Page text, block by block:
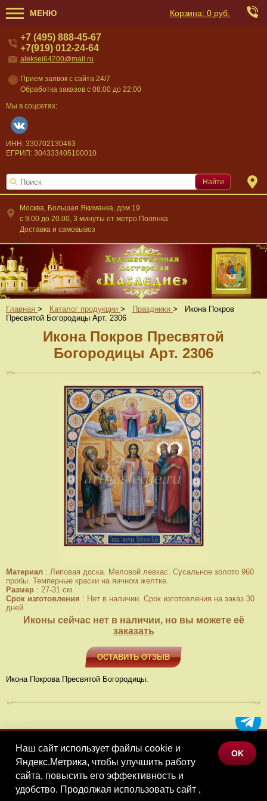
МЕНЮ Корзина: 0 руб.
Москва, Большая Якиманка, дом 19
c 9.00 до 20.00, 3 минуты от метро Полянка
Доставка и самовывоз
+7 (495) 888-45-67
+7(919) 012-24-64
aleksei64200@mail.ru
Прием заявок с сайта 24/7
Обработка заказов с 08:00 до 22:00
Мы в соцсетях:
ИНН: 330702130463
ЕГРИП: 304333405100010
Найти
Главная > Каталог продукции > Праздники >
Икона Покров
Пресвятой Богородицы Арт. 2306
Икона Покров Пресвятой
Богородицы Арт. 2306
Материал : Липовая доска. Меловой левкас. Сусальное золото 960
пробы. Темперные краски на яичном желтке.
Размер : 27-31 см.
Срок изготовления : Нет в наличии. Срок изготовления на заказ 30
дней
Иконы сейчас нет в наличии, но вы можете её
заказать
ОСТАВИТЬ ОТЗЫВ
Икона Покрова Пресвятой Богородицы.
МЕНЮ
КАТАЛОГ ТОВАРОВ
КОНТАКТЫ
Наш сайт использует файлы cookie и
Яндекс.Метрика, чтобы улучшить работу
сайта, повысить его эффективность и
удобство. Продолжая использовать сайт ,
OK